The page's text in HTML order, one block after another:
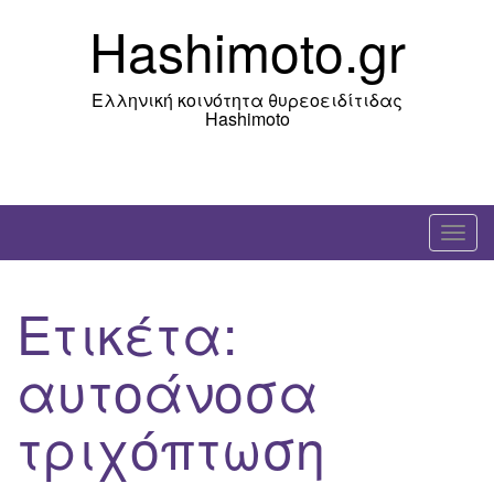
Hashimoto.gr
Ελληνική κοινότητα θυρεοειδίτιδας
Hashimoto
T
o
Ετικέτα:
αυτοάνοσα
τριχόπτωση